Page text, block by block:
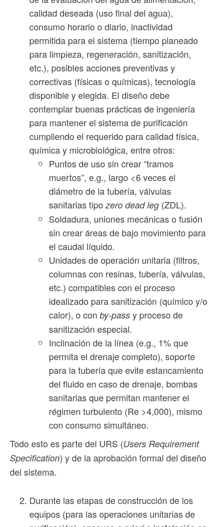
calidad deseada (uso final del agua),
consumo horario o diario, inactividad
permitida para el sistema (tiempo planeado
para limpieza, regeneración, sanitización,
etc.), posibles acciones preventivas y
correctivas (físicas o químicas), tecnología
disponible y elegida. El diseño debe
contemplar buenas prácticas de ingeniería
para mantener el sistema de purificación
cumpliendo el requerido para calidad física,
química y microbiológica, entre otros:
Puntos de uso sin crear “tramos
muertos”, e.g., largo <6 veces el
diámetro de la tubería, válvulas
sanitarias tipozero dead leg (ZDL).
Soldadura, uniones mecánicas o fusión
sin crear áreas de bajo movimiento para
el caudal líquido.
Unidades de operación unitaria (filtros,
columnas con resinas, tubería, válvulas,
etc.) compatibles con el proceso
idealizado para sanitización (químico y/o
calor), o con by-pass y proceso de
sanitización especial.
Inclinación de la línea (e.g., 1% que
permita el drenaje completo), soporte
para la tubería que evite estancamiento
del fluido en caso de drenaje, bombas
sanitarias que permitan mantener el
régimen turbulento (Re >4,000), mismo
con consumo simultáneo.
Todo esto es parte del URS (Users Requirement
Specification) y de la aprobación formal del diseño
del sistema.
Durante las etapas de construcción de los
equipos (para las operaciones unitarias de